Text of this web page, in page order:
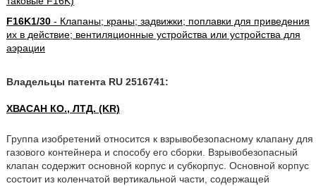
F16K1/30- Клапаны; краны; задвижки; поплавки для приведения
их в действие; вентиляционные устройства или устройства для
аэрации
Владельцы патента RU 2516741:
ХВАСАН КО., ЛТД. (KR)
Группа изобретений относится к взрывобезопасному клапану для
газового контейнера и способу его сборки. Взрывобезопасный
клапан содержит основной корпус и субкорпус. Основной корпус
состоит из коленчатой вертикальной части, содержащей